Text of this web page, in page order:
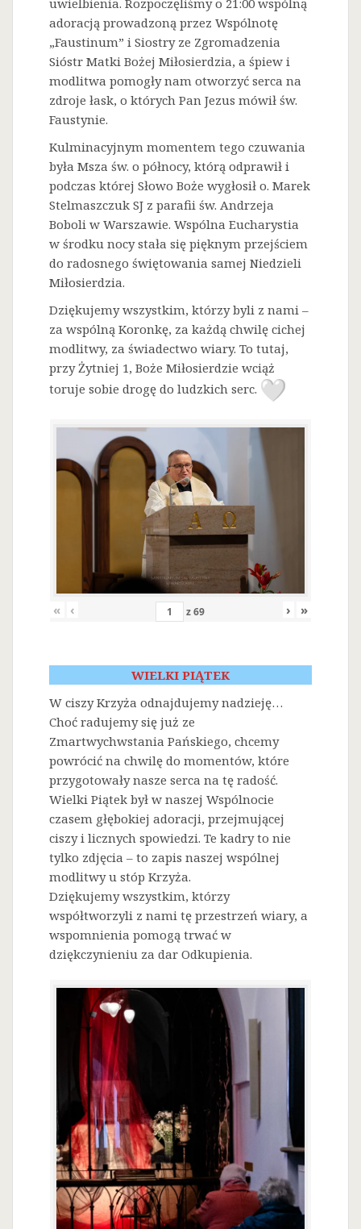
uwielbienia. Rozpoczęliśmy o 21:00 wspólną
adoracją prowadzoną przez Wspólnotę
„Faustinum” i Siostry ze Zgromadzenia
Sióstr Matki Bożej Miłosierdzia, a śpiew i
modlitwa pomogły nam otworzyć serca na
zdroje łask, o których Pan Jezus mówił św.
Faustynie.
Kulminacyjnym momentem tego czuwania
była Msza św. o północy, którą odprawił i
podczas której Słowo Boże wygłosił o. Marek
Stelmaszczuk SJ z parafii św. Andrzeja
Boboli w Warszawie. Wspólna Eucharystia
w środku nocy stała się pięknym przejściem
do radosnego świętowania samej Niedzieli
Miłosierdzia.
Dziękujemy wszystkim, którzy byli z nami –
za wspólną Koronkę, za każdą chwilę cichej
modlitwy, za świadectwo wiary. To tutaj,
przy Żytniej 1, Boże Miłosierdzie wciąż
toruje sobie drogę do ludzkich serc.
« ‹ z69 › »
WIELKI PIĄTEK
W ciszy Krzyża odnajdujemy nadzieję…
Choć radujemy się już ze
Zmartwychwstania Pańskiego, chcemy
powrócić na chwilę do momentów, które
przygotowały nasze serca na tę radość.
Wielki Piątek był w naszej Wspólnocie
czasem głębokiej adoracji, przejmującej
ciszy i licznych spowiedzi. Te kadry to nie
tylko zdjęcia – to zapis naszej wspólnej
modlitwy u stóp Krzyża.
Dziękujemy wszystkim, którzy
współtworzyli z nami tę przestrzeń wiary, a
wspomnienia pomogą trwać w
dziękczynieniu za dar Odkupienia.